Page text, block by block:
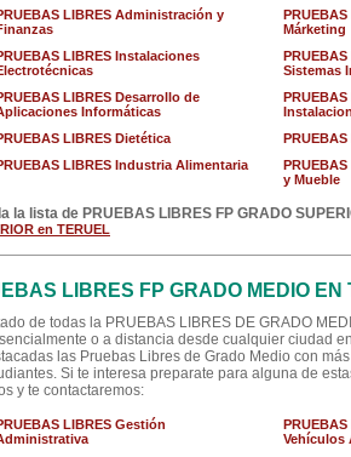
LIBRES Administración y
Márketing
LIBRES Instalaciones
Sistemas
LIBRES Desarrollo de
Informáticas
LIBRES Dietética
LIBRES Industria Alimentaria
y Mueble
la lista de PRUEBAS LIBRES FP GRADO
en TERUEL
LIBRES FP GRADO MEDIO EN
de todas la PRUEBAS LIBRES DE GRADO
o a distancia desde cualquier ciudad
las Pruebas Libres de Grado Medio con
Si te interesa preparate para alguna de
y te contactaremos:
LIBRES Gestión
Vehículos